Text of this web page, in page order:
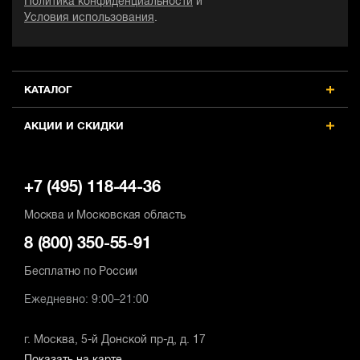
КАТАЛОГ
АКЦИИ И СКИДКИ
Политика конфиденциальности
и
Условия использования .
+7 (495) 118-44-36
Москва и Московская область
8 (800) 350-55-91
Бесплатно по России
Ежедневно: 9:00–21:00
г. Москва, 5-й Донской пр-д, д. 17